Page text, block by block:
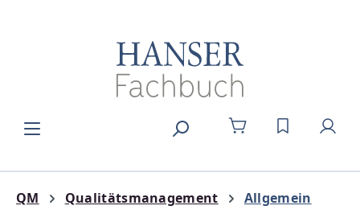
DU HAST 0
QM Qualitätsmanagement Allgemein